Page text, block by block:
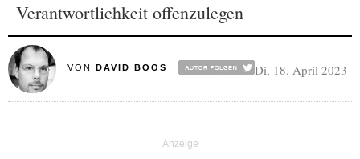
Verantwortlichkeit offenzulegen
VON DAVID BOOS Di, 18. April 2023